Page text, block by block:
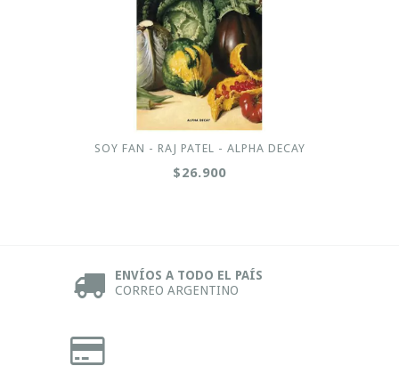
SOY FAN - RAJ PATEL - ALPHA DECAY
$26.900
ENVÍOS A TODO EL PAÍS
CORREO ARGENTINO